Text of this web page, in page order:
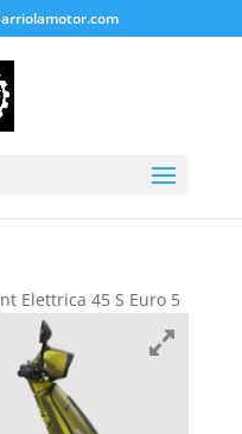
Elettrica 45 S Euro 5